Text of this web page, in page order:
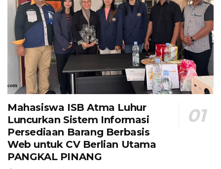
Mahasiswa ISB Atma Luhur
Luncurkan Sistem Informasi
Persediaan Barang Berbasis
Web untuk CV Berlian Utama​
PANGKAL PINANG